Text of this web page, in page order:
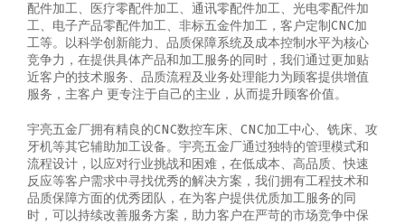
配件加工、医疗零配件加工、通讯零配件加工、光电零配件加
工、电子产品零配件加工、非标五金件加工，客户定制CNC加
工等。以科学创新能力、品质保障系统及成本控制水平为核心
竞争力，在提供具体产品和加工服务的同时，我们通过更加贴
近客户的技术服务、品质流程及业务处理能力为顾客提供增值
服务，主客户 更专注于自己的主业，从而提升顾客价值。
宇亮五金厂拥有精良的CNC数控车床、CNC加工中心、铣床、攻
牙机等其它辅助加工设备。宇亮五金厂通过独特的管理模式和
流程设计，以应对行业挑战和困难，在低成本、高品质、快速
反应等客户需求中寻找优秀的解决方案，我们拥有工程技术和
品质保障方面的优秀团队，在为客户提供优质加工服务的同
时，可以持续改善服务方案，助力客户在严苛的市场竞争中保